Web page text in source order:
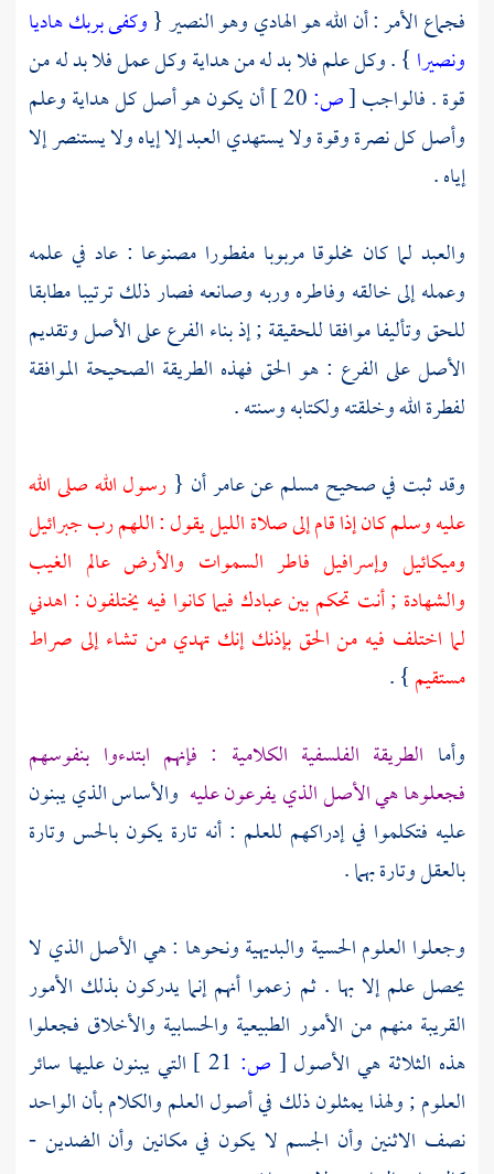
فجماع الأمر : أن الله هو الهادي وهو النصير {وكفى بربك هاديا
ونصيرا } . وكل علم فلا بد له من هداية وكل عمل فلا بد له من
قوة . فالواجب[ص:
أن يكون هو أصل كل هداية وعلم
وأصل كل نصرة وقوة ولا يستهدي العبد إلا إياه ولا يستنصر إلا
إياه .
والعبد لما كان مخلوقا مربوبا مفطورا مصنوعا : عاد في علمه
وعمله إلى خالقه وفاطره وربه وصانعه فصار ذلك ترتيبا مطابقا
للحق وتأليفا موافقا للحقيقة ; إذ بناء الفرع على الأصل وتقديم
الأصل على الفرع : هو الحق فهذه الطريقة الصحيحة الموافقة
لفطرة الله وخلقته ولكتابه وسنته .
وقد ثبت في صحيحمسلمعنعامرأن { رسول الله صلى الله
عليه وسلم كان إذا قام إلى صلاة الليل يقول : اللهم ربجبرائيل
وميكائيل وإسرافيل فاطر السموات والأرض عالم الغيب
والشهادة ; أنت تحكم بين عبادك فيما كانوا فيه يختلفون : اهدني
لما اختلف فيه من الحق بإذنك إنك تهدي من تشاء إلى صراط
مستقيم} .
وأما الطريقة الفلسفية الكلامية : فإنهم ابتدءوا بنفوسهم
فجعلوها هي الأصل الذي يفرعون عليه والأساس الذي يبنون
عليه فتكلموا في إدراكهم للعلم : أنه تارة يكون بالحس وتارة
بالعقل وتارة بهما .
وجعلوا العلوم الحسية والبديهية ونحوها : هي الأصل الذي لا
يحصل علم إلا بها . ثم زعموا أنهم إنما يدركون بذلك الأمور
القريبة منهم من الأمور الطبيعية والحسابية والأخلاق فجعلوا
هذه الثلاثة هي الأصول [ ص:
التي يبنون عليها سائر
العلوم ; ولهذا يمثلون ذلك في أصول العلم والكلام بأن الواحد
نصف الاثنين وأن الجسم لا يكون في مكانين وأن الضدين -